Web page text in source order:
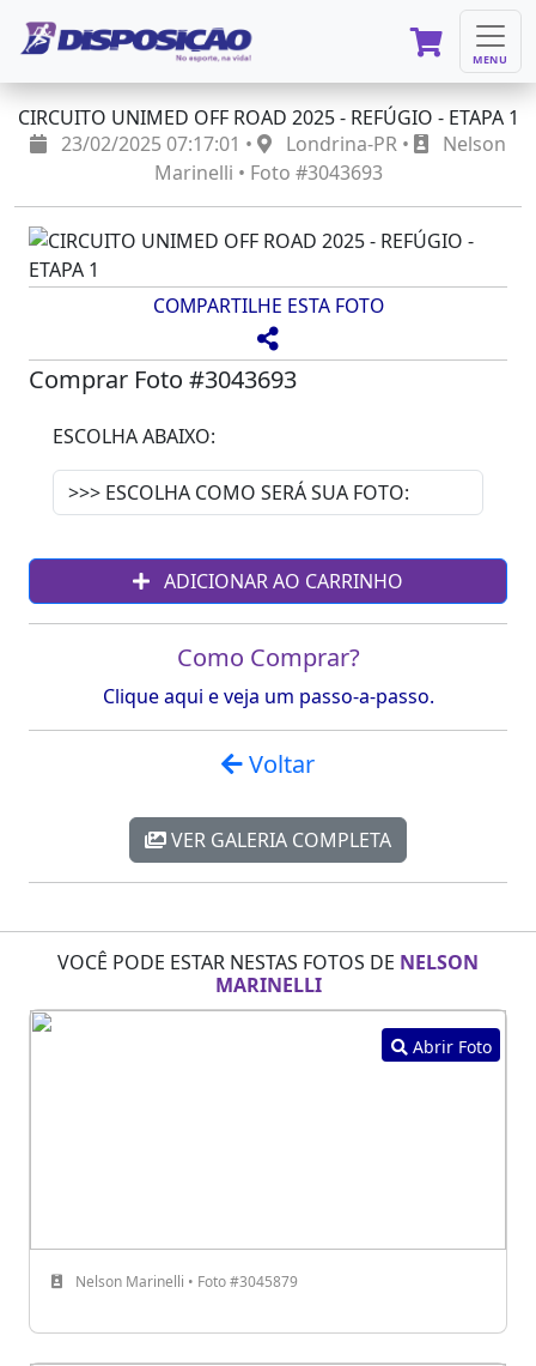
MENU
CIRCUITO UNIMED OFF ROAD 2025 - REFÚGIO - ETAPA 1
23/02/2025 07:17:01 •
Londrina-PR •
Nelson
Marinelli • Foto #3043693
COMPARTILHE ESTA FOTO
Comprar Foto #3043693
ESCOLHA ABAIXO:
ADICIONAR AO CARRINHO
Como Comprar?
Clique aqui e veja um passo-a-passo.
Voltar
VER GALERIA COMPLETA
VOCÊ PODE ESTAR NESTAS FOTOS DE NELSON
MARINELLI
Abrir Foto
Nelson Marinelli • Foto #3045879